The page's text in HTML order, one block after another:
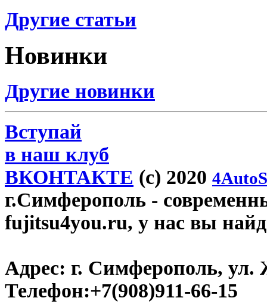
Другие статьи
Новинки
Другие новинки
Вступай
в наш клуб
ВКОНТАКТЕ (c) 2020
г.Симферополь -
fujitsu4you.ru, у нас вы
Адрес: г. Симферополь, ул.
Телефон:+7(908)911-66-15